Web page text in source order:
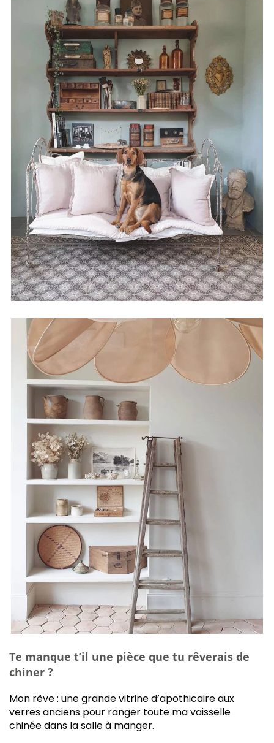
Te manque t’il une pièce que tu rêverais de
chiner ?
Mon rêve : une grande vitrine d’apothicaire aux
verres anciens pour ranger toute ma vaisselle
chinée dans la salle à manger.